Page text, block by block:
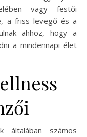
vagy festői
a friss levegő és a
ahhoz, hogy a
a mindennapi élet
általában számos